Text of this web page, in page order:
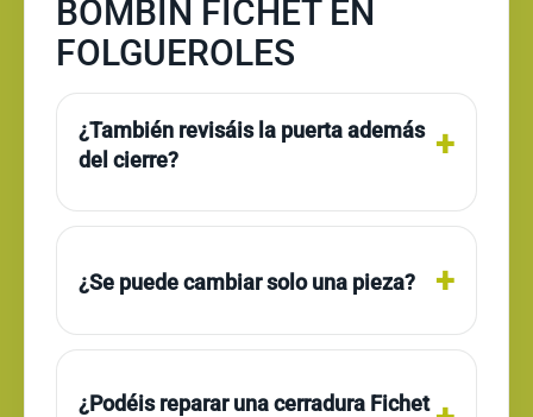
BOMBIN FICHET EN
FOLGUEROLES
¿También revisáis la puerta además
del cierre?
¿Se puede cambiar solo una pieza?
¿Podéis reparar una cerradura Fichet